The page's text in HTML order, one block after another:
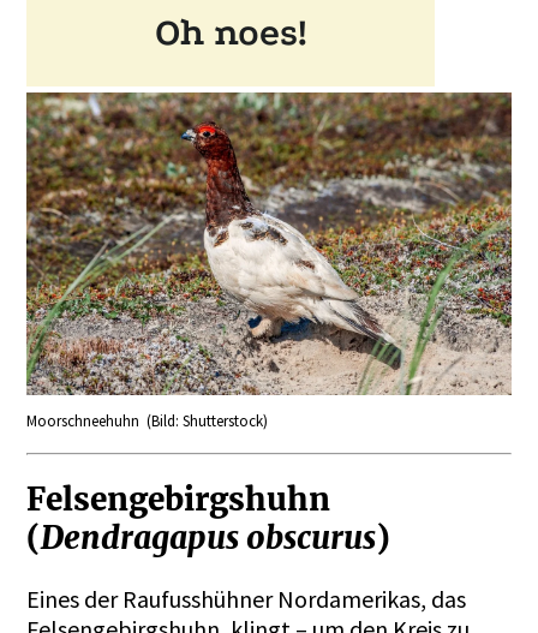
Moorschneehuhn (Bild: Shutterstock)
Felsengebirgshuhn
(Dendragapus obscurus)
Eines der Raufusshühner Nordamerikas, das